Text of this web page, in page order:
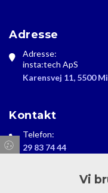
Adresse
Adresse:
insta:tech ApS
Karensvej 11, 5500
Kontakt
Telefon:
29 83 74 44
info@instatech.dk
Vi